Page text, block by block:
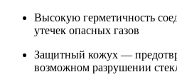
Высокую герметичность
утечек опасных газов
Защитный кожух —
возможном разрушении